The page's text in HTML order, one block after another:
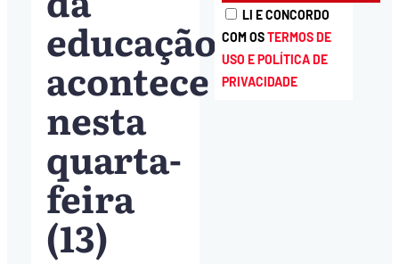
educação
acontece
nesta
quarta-
feira
(13)
LI E CONCORDO
COM OSTERMOS DE
USO E POLÍTICA DE
PRIVACIDADE